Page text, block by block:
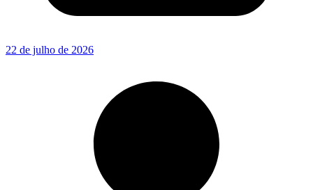
22 de julho de 2026